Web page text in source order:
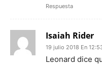
Respuesta
Isaiah Rider
19 julio 2018 En
Leonard dice